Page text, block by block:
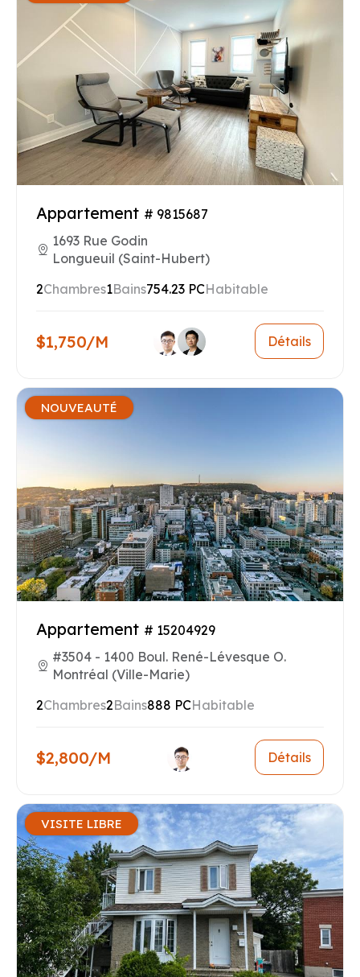
Appartement # 9815687
1693 Rue Godin
Longueuil (Saint-Hubert)
2Chambres1Bains754.23 PCHabitable
$1,750/M Détails
NOUVEAUTÉ
Appartement # 15204929
#3504 - 1400 Boul. René-Lévesque O.
Montréal (Ville-Marie)
2Chambres2Bains888 PCHabitable
$2,800/M Détails
VISITE LIBRE